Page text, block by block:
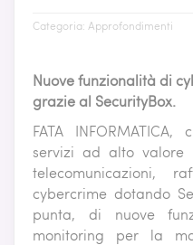
Categoria: Approfondimenti
Nuove funzionalità di
grazie al SecurityBox.
FATA
servizi ad alto valore
cybercrime dotando
punta, di nuove
monitoring per la